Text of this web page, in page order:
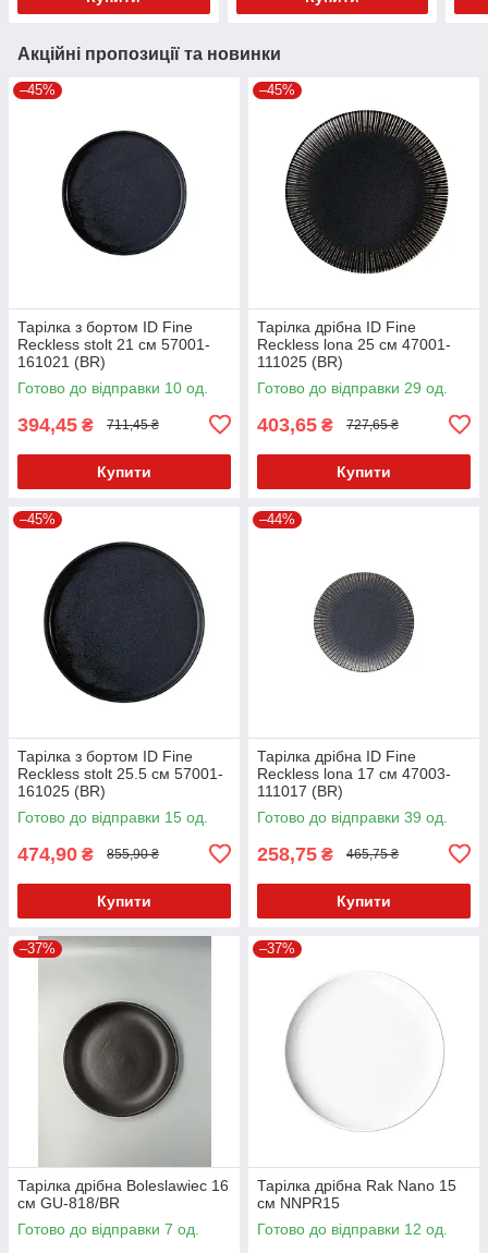
Акційні пропозиції та новинки
–45%
Тарілка з бортом ID Fine
Reckless stolt 21 см 57001-
161021 (BR)
Готово до відправки 10 од.
394,45 ₴ 711,45 ₴
Купити
–45%
Тарілка дрібна ID Fine
Reckless lona 25 см 47001-
111025 (BR)
Готово до відправки 29 од.
403,65 ₴ 727,65 ₴
Купити
–45%
Тарілка з бортом ID Fine
Reckless stolt 25.5 см 57001-
161025 (BR)
Готово до відправки 15 од.
474,90 ₴ 855,90 ₴
Купити
–44%
Тарілка дрібна ID Fine
Reckless lona 17 см 47003-
111017 (BR)
Готово до відправки 39 од.
258,75 ₴ 465,75 ₴
Купити
–37%
Тарілка дрібна Boleslawiec 16
см GU-818/BR
Готово до відправки 7 од.
–37%
Тарілка дрібна Rak Nano 15
см NNPR15
Готово до відправки 12 од.